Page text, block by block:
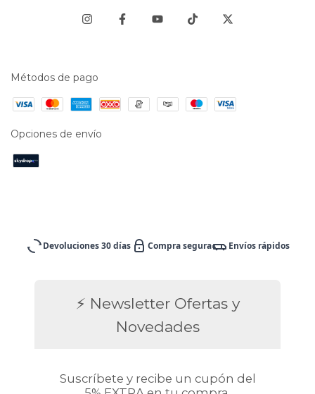
Métodos de pago
Opciones de envío
Devoluciones 30 días Compra segura Envíos rápidos
⚡ Newsletter Ofertas y
Novedades
Suscríbete y recibe un cupón del